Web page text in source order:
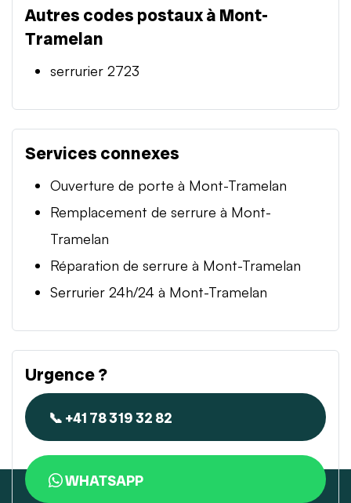
Autres codes postaux à Mont-
Tramelan
serrurier 2723
Services connexes
Ouverture de porte à Mont-Tramelan
Remplacement de serrure à Mont-
Tramelan
Réparation de serrure à Mont-Tramelan
Serrurier 24h/24 à Mont-Tramelan
Urgence ?
📞 +41 78 319 32 82
WHATSAPP